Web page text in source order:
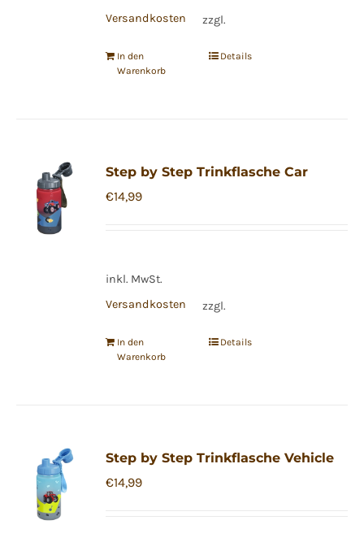
zzgl.
Versandkosten
In den
Warenkorb
Details
Step by Step Trinkflasche Car
€14,99
inkl. MwSt.
zzgl.
Versandkosten
In den
Warenkorb
Details
Step by Step Trinkflasche Vehicle
€14,99